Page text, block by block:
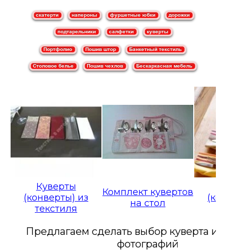
Куверты
(конверты) из
текстиля
Комплект кувертов
на стол
Предлагаем сделать выбор куверта
фотографий